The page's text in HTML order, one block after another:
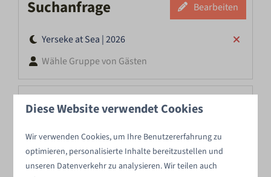
Suchanfrage Bearbeiten
Yerseke at Sea | 2026
Wähle Gruppe von Gästen
Filter Auswählen
Sortieren nach: Empfohlen
Diese Website verwendet Cookies
Wir verwenden Cookies, um Ihre Benutzererfahrung zu
optimieren, personalisierte Inhalte bereitzustellen und
unseren Datenverkehr zu analysieren. Wir teilen auch